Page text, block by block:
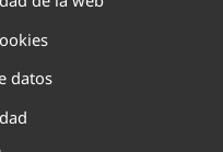
datos